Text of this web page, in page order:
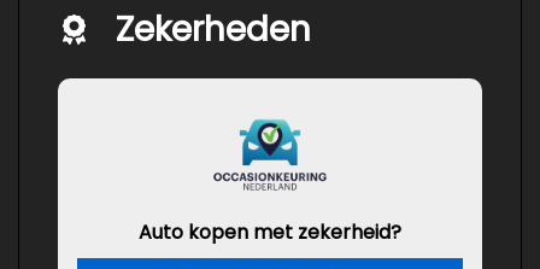
Zekerheden
Auto kopen met zekerheid?